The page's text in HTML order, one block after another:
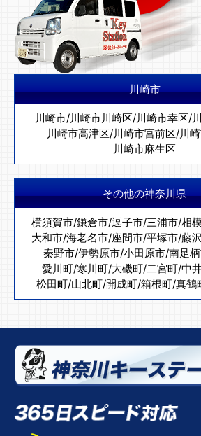
川崎市
川崎市/川崎市川崎区/川崎市幸区/
川崎市高津区/川崎市宮前区/川
川崎市麻生区
その他の神奈川県
横須賀市/鎌倉市/逗子市/三浦市/相
大和市/海老名市/座間市/平塚市/藤
秦野市/伊勢原市/小田原市/南足
愛川町/寒川町/大磯町/二宮町/中
松田町/山北町/開成町/箱根町/真鶴